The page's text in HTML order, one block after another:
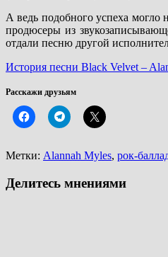
А ведь подобного успеха могло
продюсеры из
отдали песню другой
История песни Black Velvet –
Расскажи друзьям
Метки: Alannah Myles, рок-
Делитесь мнениями